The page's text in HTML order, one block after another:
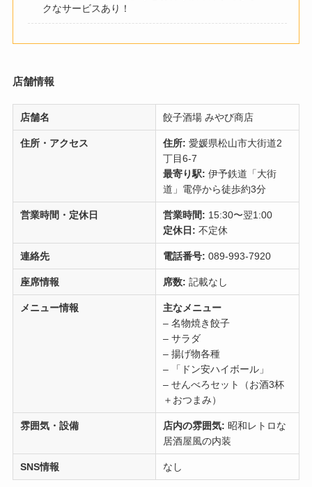
クなサービスあり！
店舗情報
店舗名 餃子酒場 みやび商店
住所・アクセス 住所: 愛媛県松山市大街道2
丁目6-7
最寄り駅: 伊予鉄道「大街
道」電停から徒歩約3分
営業時間・定休日 営業時間: 15:30〜翌1:00
定休日: 不定休
連絡先 電話番号: 089-993-7920
座席情報 席数: 記載なし
メニュー情報
主なメニュー
– 名物焼き餃子
– サラダ
– 揚げ物各種
– 「ドン安ハイボール」
– せんべろセット（お酒3杯
＋おつまみ）
雰囲気・設備 店内の雰囲気: 昭和レトロな
居酒屋風の内装
SNS情報 なし